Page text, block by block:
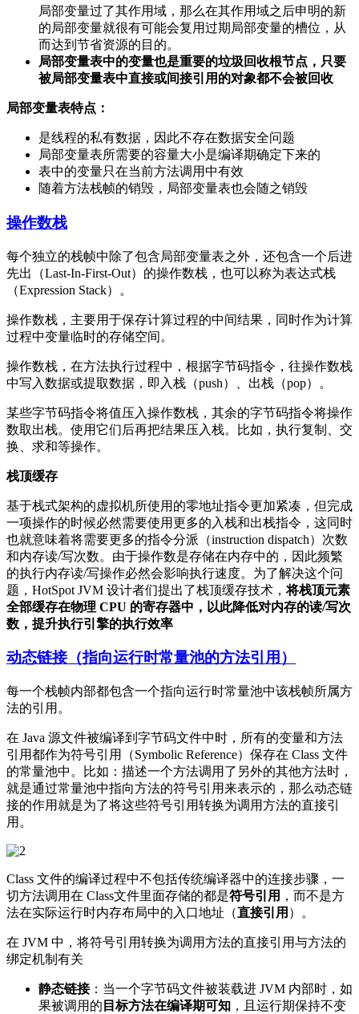
局部变量过了其作用域，那么在其作用域之后申明的新
的局部变量就很有可能会复用过期局部变量的槽位，从
而达到节省资源的目的。
局部变量表中的变量也是重要的垃圾回收根节点，只要
被局部变量表中直接或间接引用的对象都不会被回收
局部变量表特点：
是线程的私有数据，因此不存在数据安全问题
局部变量表所需要的容量大小是编译期确定下来的
表中的变量只在当前方法调用中有效
随着方法栈帧的销毁，局部变量表也会随之销毁
操作数栈
每个独立的栈帧中除了包含局部变量表之外，还包含一个后进
先出（Last-In-First-Out）的操作数栈，也可以称为表达式栈
（Expression Stack）。
操作数栈，主要用于保存计算过程的中间结果，同时作为计算
过程中变量临时的存储空间。
操作数栈，在方法执行过程中，根据字节码指令，往操作数栈
中写入数据或提取数据，即入栈（push）、出栈（pop）。
某些字节码指令将值压入操作数栈，其余的字节码指令将操作
数取出栈。使用它们后再把结果压入栈。比如，执行复制、交
换、求和等操作。
栈顶缓存
基于栈式架构的虚拟机所使用的零地址指令更加紧凑，但完成
一项操作的时候必然需要使用更多的入栈和出栈指令，这同时
也就意味着将需要更多的指令分派（instruction dispatch）次数
和内存读/写次数。由于操作数是存储在内存中的，因此频繁
的执行内存读/写操作必然会影响执行速度。为了解决这个问
题，HotSpot JVM 设计者们提出了栈顶缓存技术，将栈顶元素
全部缓存在物理 CPU 的寄存器中，以此降低对内存的读/写次
数，提升执行引擎的执行效率
动态链接（指向运行时常量池的方法引用）
每一个栈帧内部都包含一个指向运行时常量池中该栈帧所属方
法的引用。
在 Java 源文件被编译到字节码文件中时，所有的变量和方法
引用都作为符号引用（Symbolic Reference）保存在 Class 文件
的常量池中。比如：描述一个方法调用了另外的其他方法时，
就是通过常量池中指向方法的符号引用来表示的，那么动态链
接的作用就是为了将这些符号引用转换为调用方法的直接引
用。
Class 文件的编译过程中不包括传统编译器中的连接步骤，一
切方法调用在 Class文件里面存储的都是符号引用 ，而不是方
法在实际运行时内存布局中的入口地址（直接引用 ）。
在 JVM 中，将符号引用转换为调用方法的直接引用与方法的
绑定机制有关
静态链接：当一个字节码文件被装载进 JVM 内部时，如
果被调用的 目标方法在编译期可知 ，且运行期保持不变